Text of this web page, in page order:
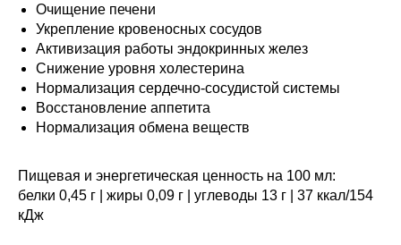
Очищение печени
Укрепление кровеносных сосудов
Активизация работы эндокринных желез
Снижение уровня холестерина
Нормализация сердечно-сосудистой системы
Восстановление аппетита
Нормализация обмена веществ
Пищевая и энергетическая ценность на 100 мл:
белки 0,45 г | жиры 0,09 г | углеводы 13 г | 37 ккал/154
кДж